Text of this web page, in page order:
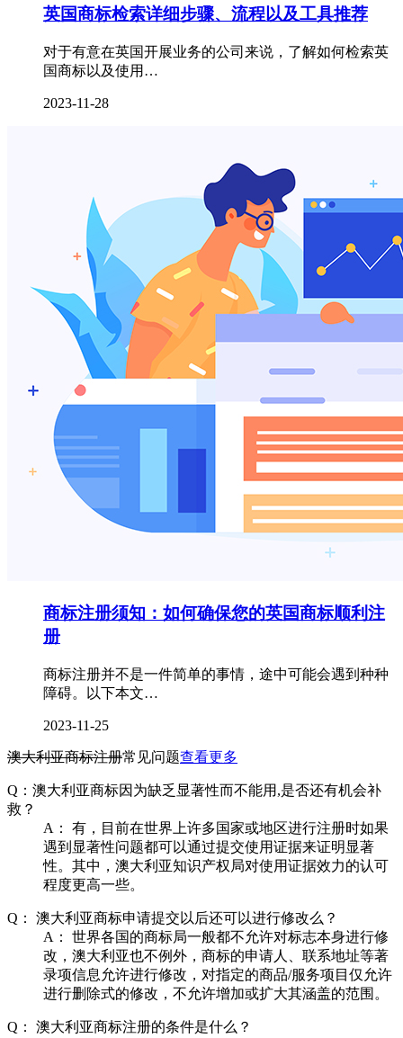
英国商标检索详细步骤、流程以及工具推荐
对于有意在英国开展业务的公司来说，了解如何检索英
国商标以及使用…
2023-11-28
商标注册须知：如何确保您的英国商标顺利注
册
商标注册并不是一件简单的事情，途中可能会遇到种种
障碍。以下本文…
2023-11-25
澳大利亚商标注册常见问题查看更多
Q： 澳大利亚商标因为缺乏显著性而不能用,是否还有机会补
救？
A：
有，目前在世界上许多国家或地区进行注册时如果
遇到显著性问题都可以通过提交使用证据来证明显著
性。其中，澳大利亚知识产权局对使用证据效力的认可
程度更高一些。
Q：
澳大利亚商标申请提交以后还可以进行修改么？
A：
世界各国的商标局一般都不允许对标志本身进行修
改，澳大利亚也不例外，商标的申请人、联系地址等著
录项信息允许进行修改，对指定的商品/服务项目仅允许
进行删除式的修改，不允许增加或扩大其涵盖的范围。
Q：
澳大利亚商标注册的条件是什么？